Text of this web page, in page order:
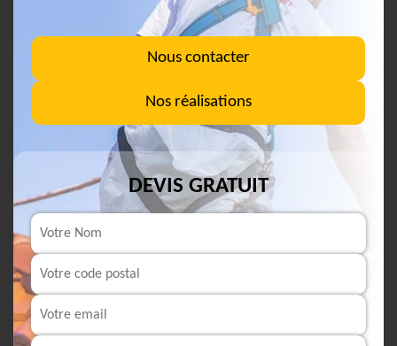
Nous contacter
Nos réalisations
DEVIS GRATUIT